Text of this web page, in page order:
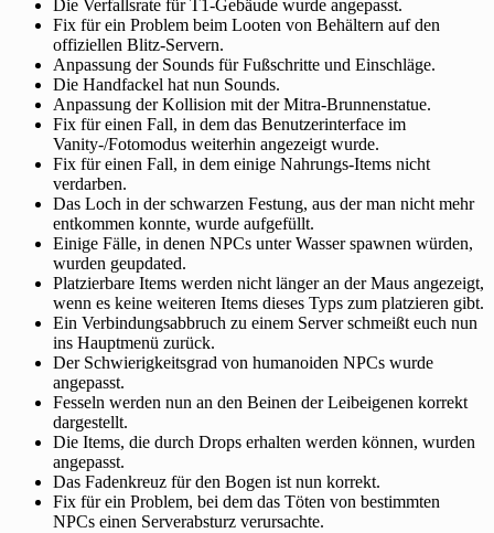
Die Verfallsrate für T1-Gebäude wurde angepasst.
Fix für ein Problem beim Looten von Behältern auf den
offiziellen Blitz-Servern.
Anpassung der Sounds für Fußschritte und Einschläge.
Die Handfackel hat nun Sounds.
Anpassung der Kollision mit der Mitra-Brunnenstatue.
Fix für einen Fall, in dem das Benutzerinterface im
Vanity-/Fotomodus weiterhin angezeigt wurde.
Fix für einen Fall, in dem einige Nahrungs-Items nicht
verdarben.
Das Loch in der schwarzen Festung, aus der man nicht mehr
entkommen konnte, wurde aufgefüllt.
Einige Fälle, in denen NPCs unter Wasser spawnen würden,
wurden geupdated.
Platzierbare Items werden nicht länger an der Maus angezeigt,
wenn es keine weiteren Items dieses Typs zum platzieren gibt.
Ein Verbindungsabbruch zu einem Server schmeißt euch nun
ins Hauptmenü zurück.
Der Schwierigkeitsgrad von humanoiden NPCs wurde
angepasst.
Fesseln werden nun an den Beinen der Leibeigenen korrekt
dargestellt.
Die Items, die durch Drops erhalten werden können, wurden
angepasst.
Das Fadenkreuz für den Bogen ist nun korrekt.
Fix für ein Problem, bei dem das Töten von bestimmten
NPCs einen Serverabsturz verursachte.